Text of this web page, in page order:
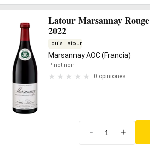
Latour Marsannay Rouge
2022
Louis Latour
Marsannay AOC (Francia)
Pinot noir
0 opiniones
- +